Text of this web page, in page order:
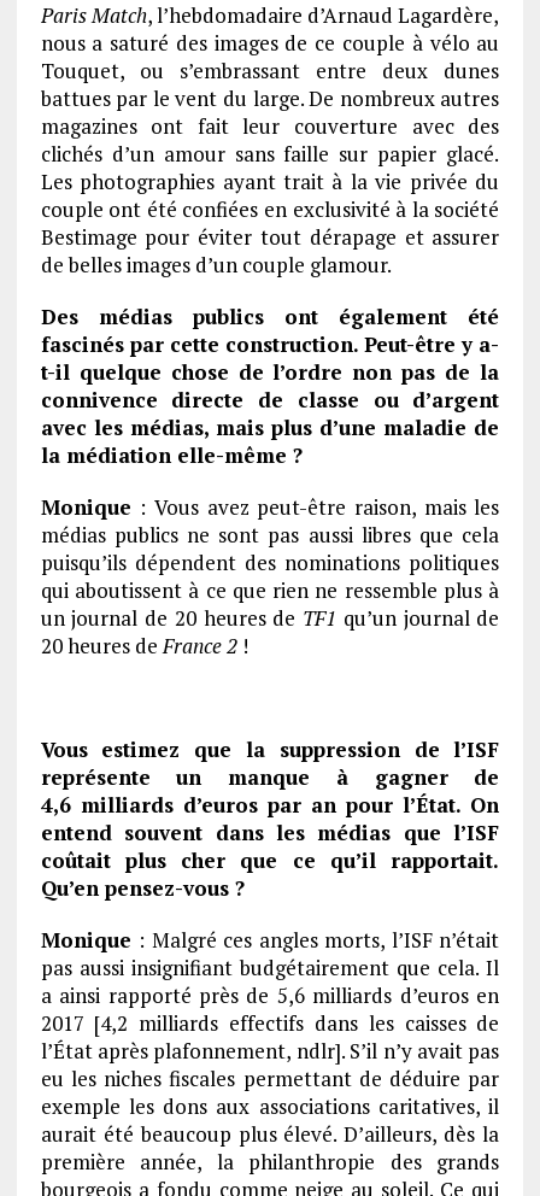
Paris Match, l’hebdomadaire d’Arnaud Lagardère,
nous a saturé des images de ce couple à vélo au
Touquet, ou s’embrassant entre deux dunes
battues par le vent du large. De nombreux autres
magazines ont fait leur couverture avec des
clichés d’un amour sans faille sur papier glacé.
Les photographies ayant trait à la vie privée du
couple ont été confiées en exclusivité à la société
Bestimage pour éviter tout dérapage et assurer
de belles images d’un couple glamour.
Des médias publics ont également été
fascinés par cette construction. Peut-être y a-
t-il quelque chose de l’ordre non pas de la
connivence directe de classe ou d’argent
avec les médias, mais plus d’une maladie de
la médiation elle-même ?
Monique : Vous avez peut-être raison, mais les
médias publics ne sont pas aussi libres que cela
puisqu’ils dépendent des nominations politiques
qui aboutissent à ce que rien ne ressemble plus à
un journal de 20 heures de TF1 qu’un journal de
20 heures deFrance 2 !
Vous estimez que la suppression de l’ISF
représente un manque à gagner de
4,6 milliards d’euros par an pour l’État. On
entend souvent dans les médias que l’ISF
coûtait plus cher que ce qu’il rapportait.
Qu’en pensez-vous ?
Monique : Malgré ces angles morts, l’ISF n’était
pas aussi insignifiant budgétairement que cela. Il
a ainsi rapporté près de 5,6 milliards d’euros en
2017 [4,2 milliards effectifs dans les caisses de
l’État après plafonnement, ndlr]. S’il n’y avait pas
eu les niches fiscales permettant de déduire par
exemple les dons aux associations caritatives, il
aurait été beaucoup plus élevé. D’ailleurs, dès la
première année, la philanthropie des grands
bourgeois a fondu comme neige au soleil. Ce qui